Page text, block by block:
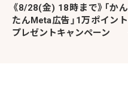
《8/28(金) 18時まで》「かん
たんMeta広告」1万ポイント
プレゼントキャンペーン